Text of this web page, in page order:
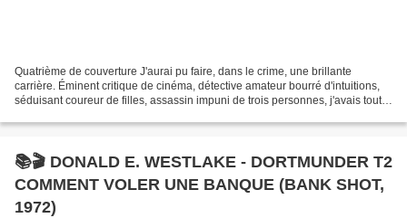
Quatrième de couverture J'aurai pu faire, dans le crime, une brillante
carrière. Éminent critique de cinéma, détective amateur bourré d'intuitions,
séduisant coureur de filles, assassin impuni de trois personnes, j'avais tout
📚🎬 DONALD E. WESTLAKE - DORTMUNDER T2
COMMENT VOLER UNE BANQUE (BANK SHOT,
1972)